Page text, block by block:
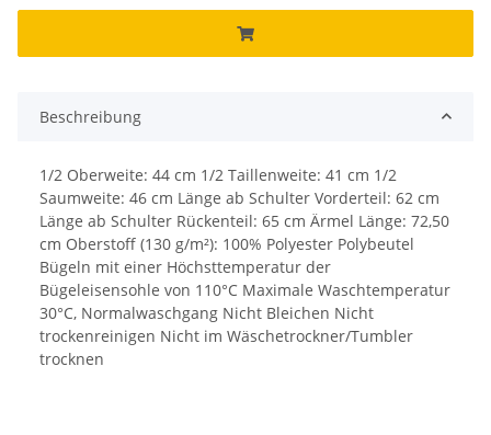
Beschreibung
1/2 Oberweite: 44 cm 1/2 Taillenweite: 41 cm 1/2
Saumweite: 46 cm Länge ab Schulter Vorderteil: 62 cm
Länge ab Schulter Rückenteil: 65 cm Ärmel Länge: 72,50
cm Oberstoff (130 g/m²): 100% Polyester Polybeutel
Bügeln mit einer Höchsttemperatur der
Bügeleisensohle von 110°C Maximale Waschtemperatur
30°C, Normalwaschgang Nicht Bleichen Nicht
trockenreinigen Nicht im Wäschetrockner/Tumbler
trocknen